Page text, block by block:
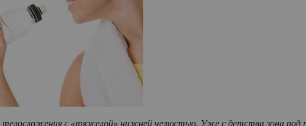
телосложения с «тяжелой» нижней челюстью. Уже с детства зона под